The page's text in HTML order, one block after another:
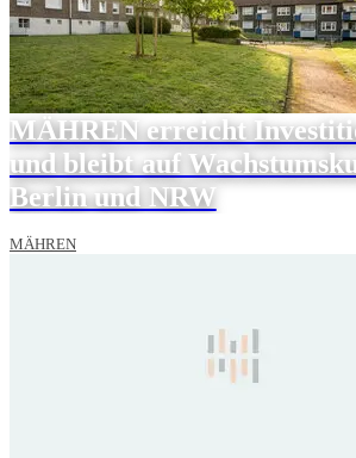
MÄHREN erreicht
und bleibt auf
Berlin und NRW
MÄHREN